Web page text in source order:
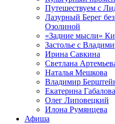
Путешествуем с
Лазурный Берег
Озолиной
«Задние мысли»
Застолье с
Ирина Савкина
Светлана
Наталья Мешкова
Владимир
Екатерина Габалова
Олег Липовецкий
Илона Румянцева
Афиша